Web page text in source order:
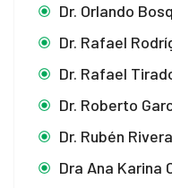
Dr. Orlando
Dr. Rafael
Dr. Rafael
Dr. Roberto
Dr. Rubén Rivera
Dra Ana Karina